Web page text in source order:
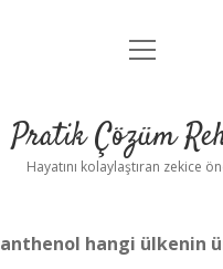
Anasayfa
Yasal Uyarı
menüyü
Pratik Çözüm
Hayatını kolaylaştıran zekice
hangi ülkenin